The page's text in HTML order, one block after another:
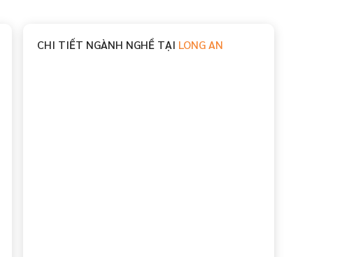
CHI TIẾT NGÀNH NGHỀ TẠI LONG AN